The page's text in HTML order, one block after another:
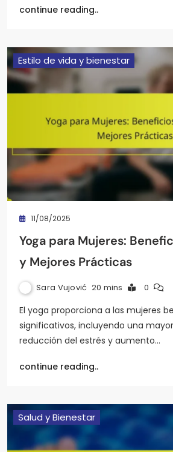
continue reading..
Estilo de vida y bienestar
11/08/2025
Yoga para Mujeres:
y Mejores Prácticas
Sara Vujović 20 mins 0
El yoga proporciona a las mujeres
significativos, incluyendo una
reducción del estrés y aumento…
continue reading..
Salud y Bienestar